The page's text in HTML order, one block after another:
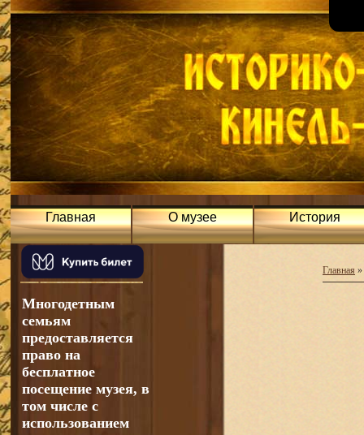
Главная О музее История
Многодетным
семьям
предоставляется
право на
бесплатное
посещение музея, в
том числе с
использованием
Главная »